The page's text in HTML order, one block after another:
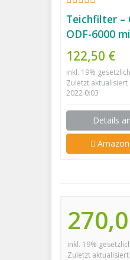
Teichfilter –
ODF-6000
UVC Lampe
122,50 €
inkl. 19%
Zuletzt
2022 0:03
Details
inkl. 19%
Zuletzt